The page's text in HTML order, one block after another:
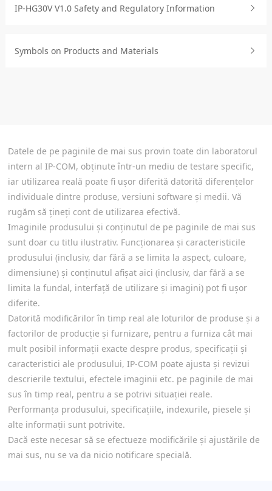
IP-HG30V V1.0 Safety and Regulatory Information
Symbols on Products and Materials
Datele de pe paginile de mai sus provin toate din laboratorul
intern al IP-COM, obținute într-un mediu de testare specific,
iar utilizarea reală poate fi ușor diferită datorită diferențelor
individuale dintre produse, versiuni software și medii. Vă
rugăm să țineți cont de utilizarea efectivă.
Imaginile produsului și conținutul de pe paginile de mai sus
sunt doar cu titlu ilustrativ. Funcționarea și caracteristicile
produsului (inclusiv, dar fără a se limita la aspect, culoare,
dimensiune) și conținutul afișat aici (inclusiv, dar fără a se
limita la fundal, interfață de utilizare și imagini) pot fi ușor
diferite.
Datorită modificărilor în timp real ale loturilor de produse și a
factorilor de producție și furnizare, pentru a furniza cât mai
mult posibil informații exacte despre produs, specificații și
caracteristici ale produsului, IP-COM poate ajusta și revizui
descrierile textului, efectele imaginii etc. pe paginile de mai
sus în timp real, pentru a se potrivi situației reale.
Performanța produsului, specificațiile, indexurile, piesele și
alte informații sunt potrivite.
Dacă este necesar să se efectueze modificările și ajustările de
mai sus, nu se va da nicio notificare specială.